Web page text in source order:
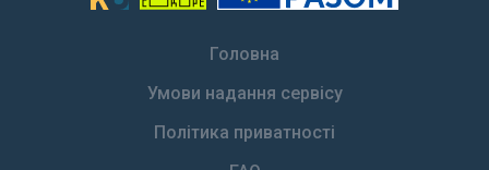
Головна
Умови надання сервісу
Політика приватності